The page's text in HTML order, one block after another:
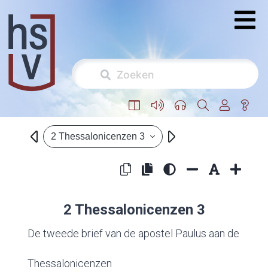
2 Thessalonicenzen 3
2 Thessalonicenzen 3
De tweede brief van de apostel Paulus aan de
Thessalonicenzen